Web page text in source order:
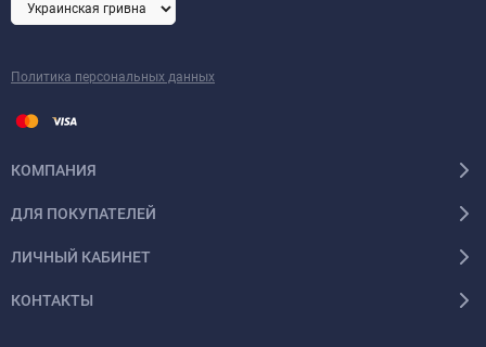
Политика персональных данных
КОМПАНИЯ
ДЛЯ ПОКУПАТЕЛЕЙ
ЛИЧНЫЙ КАБИНЕТ
КОНТАКТЫ